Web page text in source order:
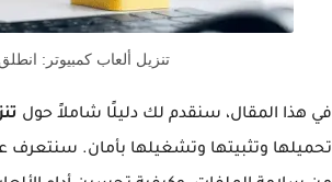
تنزيل ألعاب كمبيوتر:
في هذا المقال، سنقدم لك دليلًا شاملاً حول
تحميلها وتثبيتها وتشغيلها بأمان. سنتعرف